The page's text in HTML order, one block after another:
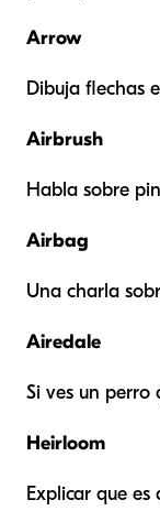
Arrow
Dibuja flechas
Airbrush
Habla sobre
Airbag
Una charla
Airedale
Si ves un perro
Heirloom
Explicar que